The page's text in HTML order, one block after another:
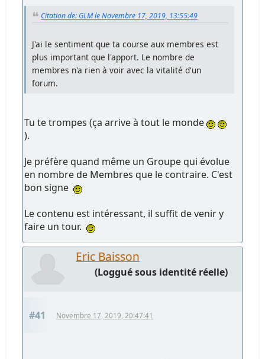
Citation de: GLM le Novembre 17, 2019, 13:55:49
J'ai le sentiment que ta course aux membres est
plus important que l'apport. Le nombre de
membres n'a rien à voir avec la vitalité d'un
forum.
Tu te trompes (ça arrive à tout le monde
).
Je préfère quand même un Groupe qui évolue
en nombre de Membres que le contraire. C'est
bon signe
Le contenu est intéressant, il suffit de venir y
faire un tour.
Eric Baisson
(Loggué sous identité réelle)
#41 Novembre 17, 2019, 20:47:41